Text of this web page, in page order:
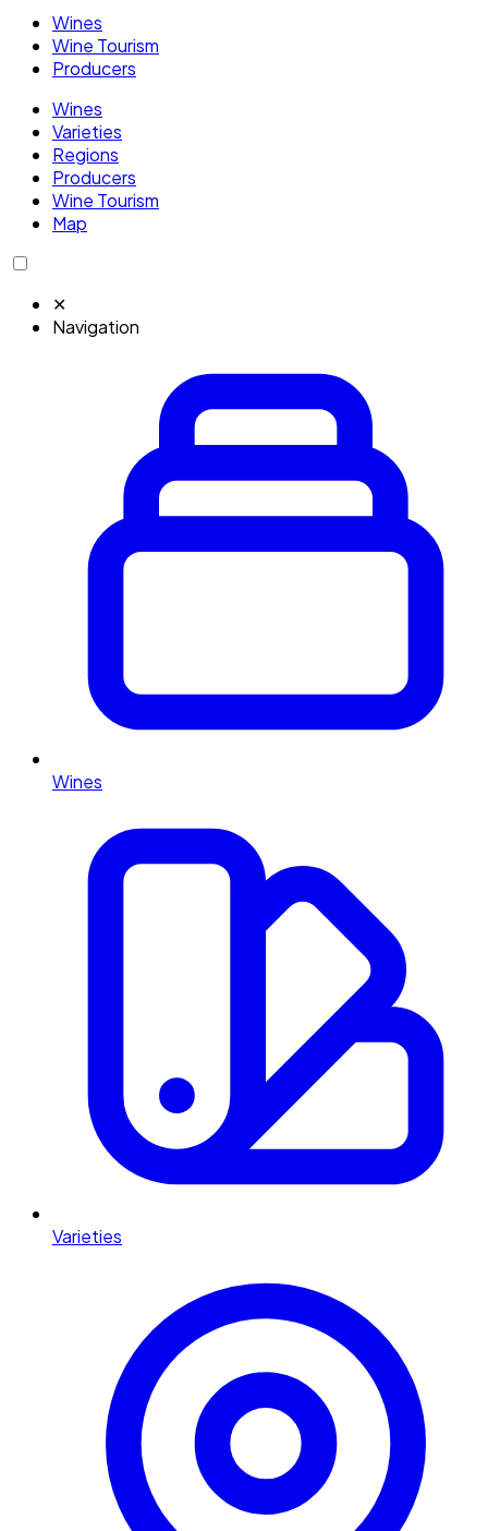
Wines
Wine Tourism
Producers
Wines
Varieties
Regions
Producers
Wine Tourism
Map
✕
Navigation
Wines
Varieties